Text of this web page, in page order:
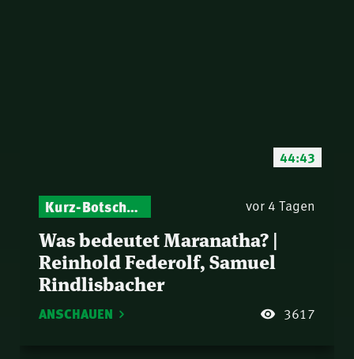
44:43
Kurz-Botschaften – Biblische Impulse mit Zukunft im Blick vor 4 Tagen
Was bedeutet Maranatha? |
Reinhold Federolf, Samuel
Rindlisbacher
ANSCHAUEN 3617